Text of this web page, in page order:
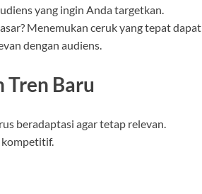
yang ingin Anda targetkan.
Menemukan ceruk yang tepat dapat
dengan audiens.
Tren Baru
beradaptasi agar tetap relevan.
kompetitif.